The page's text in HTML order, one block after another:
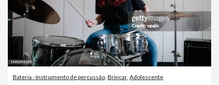
Bateria - Instrumento de percussão Brincar Adolescente